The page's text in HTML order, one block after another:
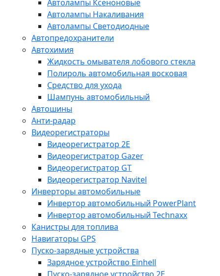
Автолампы Ксеноновые
Автолампы Накаливания
Автолампы Светодиодные
Автопредохранители
Автохимия
Жидкость омывателя лобового стекла
Полироль автомобильная восковая
Средство для ухода
Шампунь автомобильный
Автошины
Анти-радар
Видеорегистраторы
Видеорегистратор 2E
Видеорегистратор Gazer
Видеорегистратор GT
Видеорегистратор Navitel
Инверторы автомобильные
Инвертор автомобильный PowerPlant
Инвертор автомобильный Technaxx
Канистры для топлива
Навигаторы GPS
Пуско-зарядные устройства
Зарядное устройство Einhell